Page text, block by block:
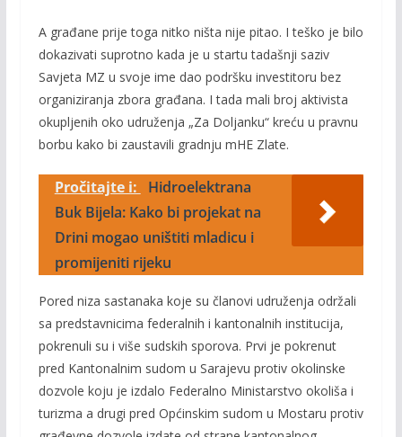
A građane prije toga nitko ništa nije pitao. I teško je bilo
dokazivati suprotno kada je u startu tadašnji saziv
Savjeta MZ u svoje ime dao podršku investitoru bez
organiziranja zbora građana. I tada mali broj aktivista
okupljenih oko udruženja „Za Doljanku“ kreću u pravnu
borbu kako bi zaustavili gradnju mHE Zlate.
Pročitajte i:
Hidroelektrana
Buk Bijela: Kako bi projekat na
Drini mogao uništiti mladicu i
promijeniti rijeku
Pored niza sastanaka koje su članovi udruženja održali
sa predstavnicima federalnih i kantonalnih institucija,
pokrenuli su i više sudskih sporova. Prvi je pokrenut
pred Kantonalnim sudom u Sarajevu protiv okolinske
dozvole koju je izdalo Federalno Ministarstvo okoliša i
turizma a drugi pred Općinskim sudom u Mostaru protiv